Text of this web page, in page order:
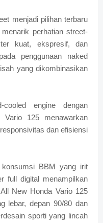
menjadi pilihan terbaru
perhatian street-
kuat, ekspresif, dan
penggunaan naked
yang dikombinasikan
engine dengan
125 menawarkan
dan efisiensi
BBM yang irit
full digital menampilkan
New Honda Vario 125
lebar, depan 90/80 dan
sporti yang lincah